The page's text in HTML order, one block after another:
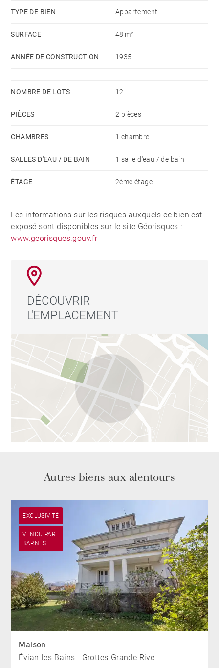
Léman et Lausanne. Une cuisine équipée orientée au
lumineuse est orientée à l'Est et dispose d'une salle de
cet appartement sans travaux, idéal pour placement.
TYPE DE BIEN Appartement
SURFACE 48 m²
ANNÉE DE CONSTRUCTION 1935
NOMBRE DE LOTS 12
PIÈCES 2 pièces
CHAMBRES 1 chambre
SALLES D'EAU / DE BAIN 1 salle d'eau / de bain
ÉTAGE 2ème étage
Les informations sur les risques auxquels ce bien est
exposé sont disponibles sur le site Géorisques :
www.georisques.gouv.fr
DÉCOUVRIR
L'EMPLACEMENT
Autres biens aux alentours
EXCLUSIVITÉ
VENDU PAR
BARNES
Maison
Évian-les-Bains - Grottes-Grande Rive